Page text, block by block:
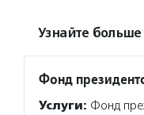
Узнайте больше
Фонд
Услуги: Фонд